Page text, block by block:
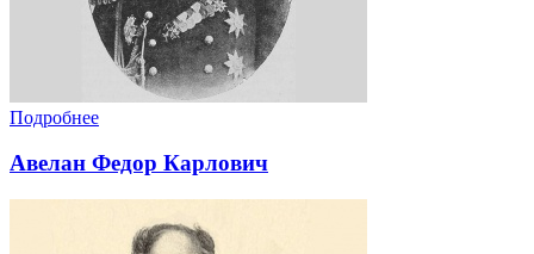
Подробнее
Авелан Федор Карлович